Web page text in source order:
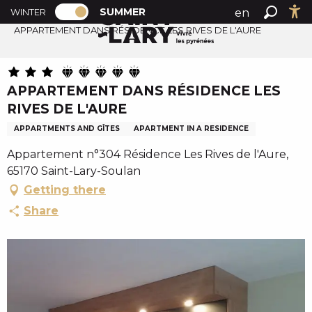
A
l
r
a
u
c
n
t
e
n
PAGE D’ACCUEIL ACTUELLE ÉTÉ : PASSER EN MODE
WINTER PAGE D’ACCUEIL ACTUELLE ÉTÉ :
SUMMER
en
Search
Summer home
APPARTEMENT DANS RÉSIDENCE LES RIVES DE L'AURE
APPARTEMENT DANS RÉSIDENCE LES
RIVES DE L'AURE
APPARTMENTS AND GÎTES APARTMENT IN A RESIDENCE
Appartement n°304 Résidence Les Rives de l'Aure,
65170 Saint-Lary-Soulan
Getting there
Share